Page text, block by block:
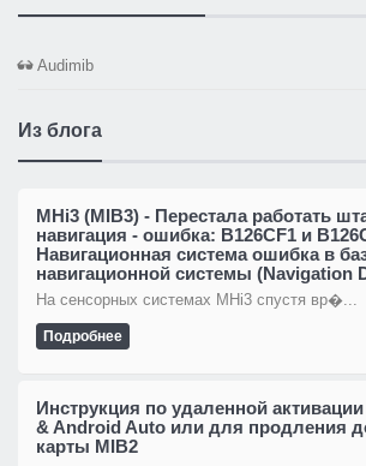
Audimib
Из блога
MHi3 (MIB3) - Перестала работать
навигация - ошибка: B126CF1 и
Навигационная система ошибка в
навигационной системы (Navigation
На сенсорных системах MHi3 спустя вр�...
Подробнее
Инструкция по удаленной
& Android Auto или для продления
карты MIB2